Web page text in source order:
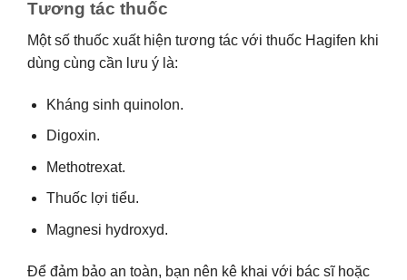
Tương tác thuốc
Một số thuốc xuất hiện tương tác với thuốc Hagifen khi
dùng cùng cần lưu ý là:
Kháng sinh quinolon.
Digoxin.
Methotrexat.
Thuốc lợi tiểu.
Magnesi hydroxyd.
Để đảm bảo an toàn, bạn nên kê khai với bác sĩ hoặc